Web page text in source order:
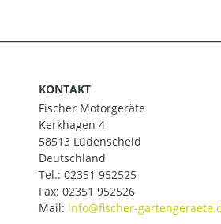
KONTAKT
Fischer Motorgeräte
Kerkhagen 4
58513 Lüdenscheid
Deutschland
Tel.: 02351 952525
Fax: 02351 952526
Mail: